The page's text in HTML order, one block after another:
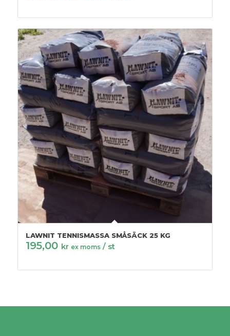
LAWNIT TENNISMASSA SMÅSÄCK 25 KG
195,00 kr ex moms / st